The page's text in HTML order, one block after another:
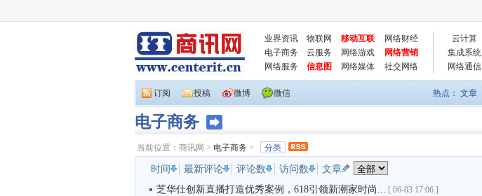
业界资讯 物联网 移动互联
网络财经
电子商务
云服务 网络游戏
网络营销
网络服务
信息图 网络媒体 社交网络
云计算
集成系统
网络通信
订阅 投稿 微博 微信 热点： 文章
电子商务
当前位置： 商讯网 > 电子商务 > 分类
时间 最新评论 评论数 访问数
文章
芝华仕创新直播打造优秀案例，618引领新潮家时尚... [ 06-03 17:06 ]